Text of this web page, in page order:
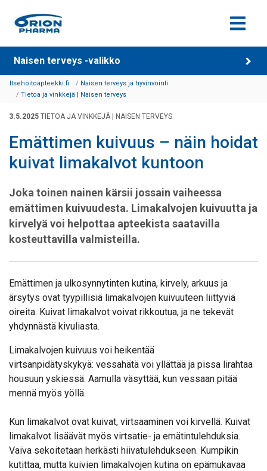
Siirry sisältöön
Naisen terveys -valikko
Itsehoitoapteekki.fi
Naisen terveys ja hyvinvointi
Tietoa ja vinkkejä | Naisen terveys
3.5.2025 TIETOA JA VINKKEJÄ | NAISEN TERVEYS
Emättimen kuivuus – näin hoidat
kuivat limakalvot kuntoon
Joka toinen nainen kärsii jossain vaiheessa
emättimen kuivuudesta. Limakalvojen kuivuutta ja
kirvelyä voi helpottaa apteekista saatavilla
kosteuttavilla valmisteilla.
Emättimen ja ulkosynnytinten kutina, kirvely, arkuus ja
ärsytys ovat tyypillisiä limakalvojen kuivuuteen liittyviä
oireita. Kuivat limakalvot voivat rikkoutua, ja ne tekevät
yhdynnästä kivuliasta.
Limakalvojen kuivuus voi heikentää
virtsanpidätyskykyä: vessahätä voi yllättää ja pissa lirahtaa
housuun yskiessä. Aamulla väsyttää, kun vessaan pitää
mennä myös yöllä.
Kun limakalvot ovat kuivat, virtsaaminen voi kirvellä. Kuivat
limakalvot lisäävät myös virtsatie- ja emätintulehduksia.
Vaiva sekoitetaan herkästi hiivatulehdukseen. Kumpikin
kutittaa, mutta kuivien limakalvojen kutina on epämukavaa